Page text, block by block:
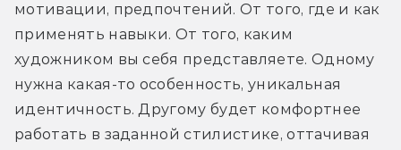
мотивации, предпочтений. От того, где и как
применять навыки. От того, каким
художником вы себя представляете. Одному
нужна какая-то особенность, уникальная
идентичность. Другому будет комфортнее
работать в заданной стилистике, оттачивая